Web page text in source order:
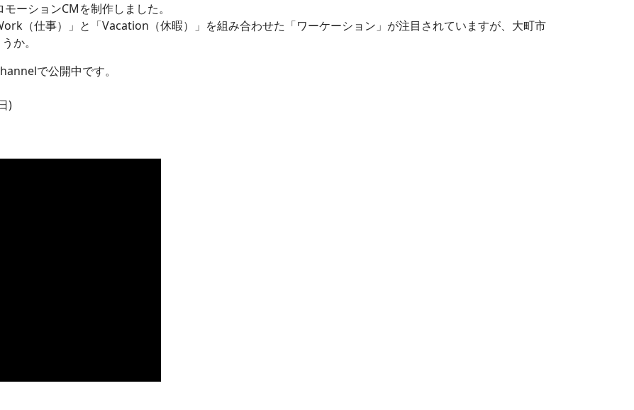
モーションCMを制作しました。
（仕事）」と「Vacation（休暇）」を組み合わせた「ワーケーション」が注目されていますが、大町市
か。
で公開中です。
)